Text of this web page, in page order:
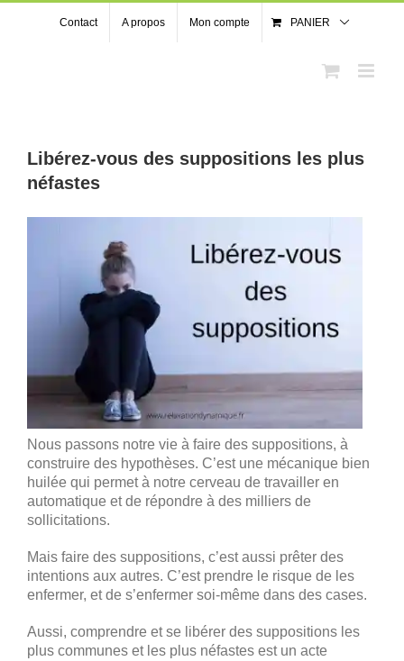
Contact A propos Mon compte PANIER
Libérez-vous des suppositions les plus
néfastes
Nous passons notre vie à faire des suppositions, à
construire des hypothèses. C’est une mécanique bien
huilée qui permet à notre cerveau de travailler en
automatique et de répondre à des milliers de
sollicitations.
Mais faire des suppositions, c’est aussi prêter des
intentions aux autres. C’est prendre le risque de les
enfermer, et de s’enfermer soi-même dans des cases.
Aussi, comprendre et se libérer des suppositions les
plus communes et les plus néfastes est un acte